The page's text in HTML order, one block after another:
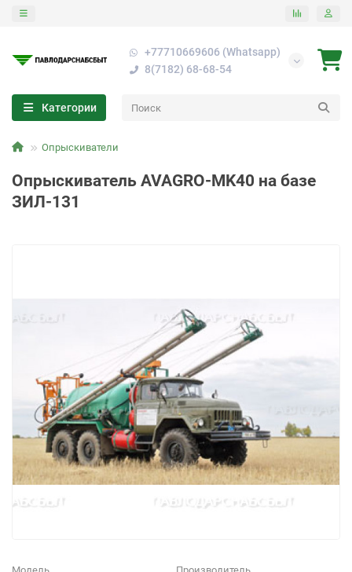
+77710669606 (Whatsapp)
8(7182) 68-68-54
Категории
Опрыскиватели
Опрыскиватель AVAGRO-MK40 на базе
ЗИЛ-131